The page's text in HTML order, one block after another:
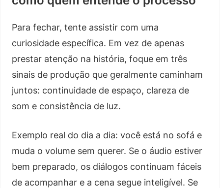
Para fechar, tente assistir com uma
curiosidade específica. Em vez de apenas
prestar atenção na história, foque em três
sinais de produção que geralmente caminham
juntos: continuidade de espaço, clareza de
som e consistência de luz.
Exemplo real do dia a dia: você está no sofá e
muda o volume sem querer. Se o áudio estiver
bem preparado, os diálogos continuam fáceis
de acompanhar e a cena segue inteligível. Se